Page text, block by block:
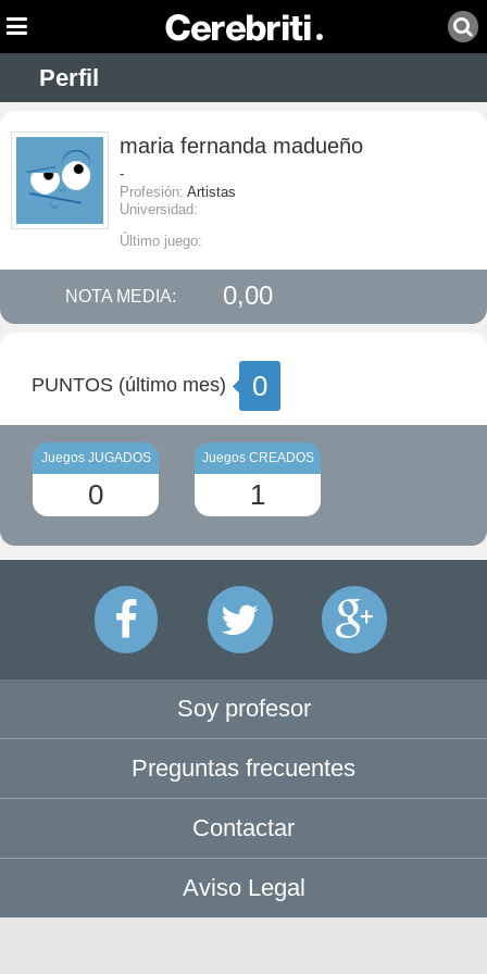
Perfil
maria fernanda madueño
-
Profesión: Artistas
Universidad:
Último juego:
NOTA MEDIA: 0,00
PUNTOS (último mes) 0
Juegos JUGADOS
0
Juegos CREADOS
1
Soy profesor
Preguntas frecuentes
Contactar
Aviso Legal